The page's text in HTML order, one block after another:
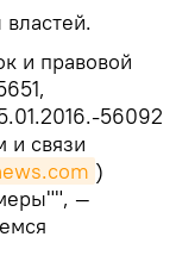
и правовой
56092
и связи
)
—